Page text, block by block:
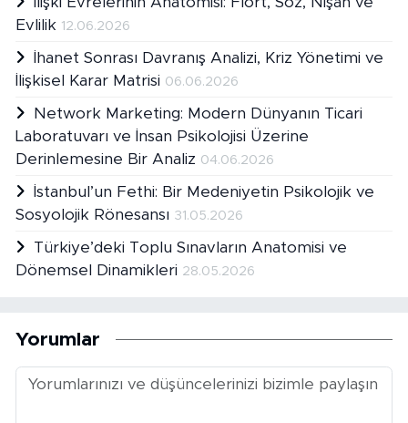
Evlilik 12.06.2026
İhanet Sonrası Davranış Analizi, Kriz Yönetimi ve
İlişkisel Karar Matrisi 06.06.2026
Network Marketing: Modern Dünyanın Ticari
Laboratuvarı ve İnsan Psikolojisi Üzerine
Derinlemesine Bir Analiz 04.06.2026
İstanbul’un Fethi: Bir Medeniyetin Psikolojik ve
Sosyolojik Rönesansı 31.05.2026
Türkiye’deki Toplu Sınavların Anatomisi ve
Dönemsel Dinamikleri 28.05.2026
Yorumlar